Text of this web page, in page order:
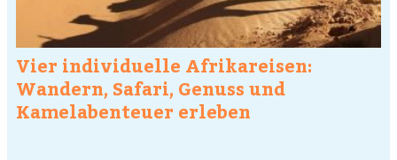
Vier individuelle Afrikareisen:
Wandern, Safari, Genuss und
Kamelabenteuer erleben